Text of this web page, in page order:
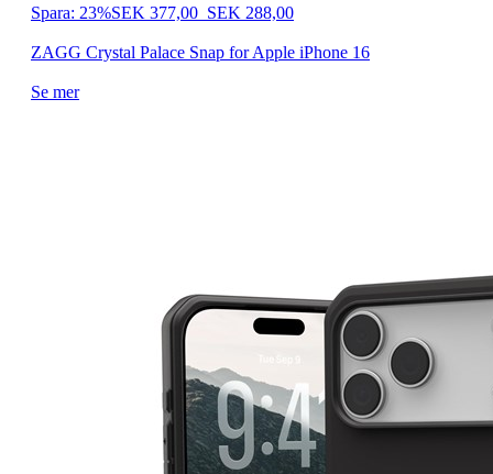
Spara: 23%SEK 377,00 SEK 288,00
ZAGG Crystal Palace Snap for Apple iPhone 16
Se mer